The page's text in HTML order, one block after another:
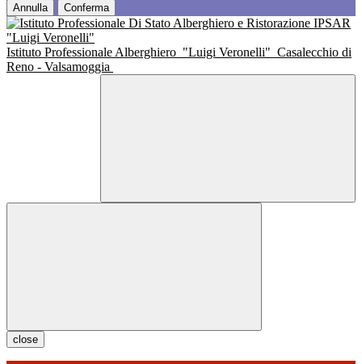
Annulla Conferma
Istituto Professionale Alberghiero "Luigi Veronelli" Casalecchio di
Reno - Valsamoggia
close